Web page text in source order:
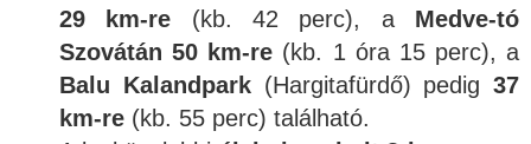
29 km-re (kb. 42 perc), a Medve-tó
Szovátán 50 km-re (kb. 1 óra 15 perc), a
Balu Kalandpark(Hargitafürdő) pedig 37
km-re (kb. 55 perc) található.